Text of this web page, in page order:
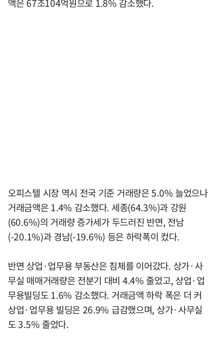
액은 67조104억원으로 1.8% 감소했다.
오피스텔 시장 역시 전국 기준 거래량은 5.0% 늘었으나
거래금액은 1.4% 감소했다. 세종(64.3%)과 강원
(60.6%)의 거래량 증가세가 두드러진 반면, 전남
(-20.1%)과 경남(-19.6%) 등은 하락폭이 컸다.
반면 상업·업무용 부동산은 침체를 이어갔다. 상가·사
무실 매매거래량은 전분기 대비 4.4% 줄었고, 상업·업
무용빌딩도 1.6% 감소했다. 거래금액 하락 폭은 더 커
상업·업무용 빌딩은 26.9% 급감했으며, 상가·사무실
도 3.5% 줄었다.